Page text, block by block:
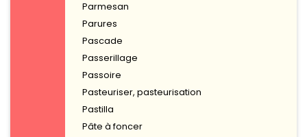
Parmesan
Parures
Pascade
Passerillage
Passoire
Pasteuriser, pasteurisation
Pastilla
Pâte à foncer